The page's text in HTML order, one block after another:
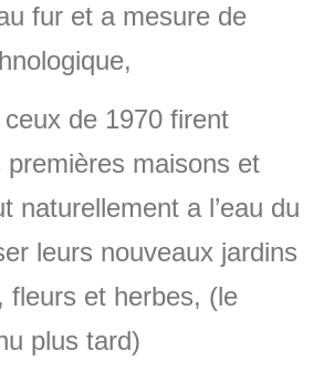
fur et a mesure de
de 1970 firent
premières maisons et
naturellement a l’eau du
leurs nouveaux jardins
fleurs et herbes, (le
plus tard)